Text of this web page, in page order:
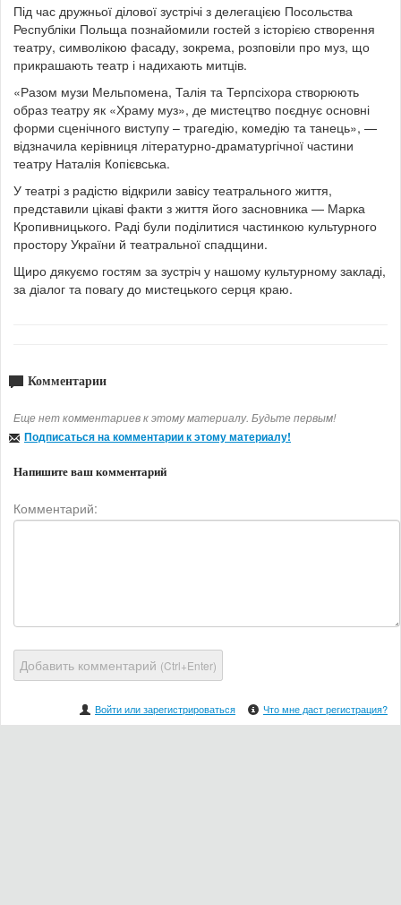
Під час дружньої ділової зустрічі з делегацією Посольства
Республіки Польща познайомили гостей з історією створення
театру, символікою фасаду, зокрема, розповіли про муз, що
прикрашають театр і надихають митців.
«Разом музи Мельпомена, Талія та Терпсіхора створюють
образ театру як «Храму муз», де мистецтво поєднує основні
форми сценічного виступу – трагедію, комедію та танець», —
відзначила керівниця літературно-драматургічної частини
театру Наталія Копієвська.
У театрі з радістю відкрили завісу театрального життя,
представили цікаві факти з життя його засновника — Марка
Кропивницького. Раді були поділитися частинкою культурного
простору України й театральної спадщини.
Щиро дякуємо гостям за зустріч у нашому культурному закладі,
за діалог та повагу до мистецького серця краю.
Комментарии
Еще нет комментариев к этому материалу. Будьте первым!
Подписаться на комментарии к этому материалу!
Напишите ваш комментарий
Комментарий:
Добавить комментарий (Ctrl+Enter)
Войти или зарегистрироваться Что мне даст регистрация?